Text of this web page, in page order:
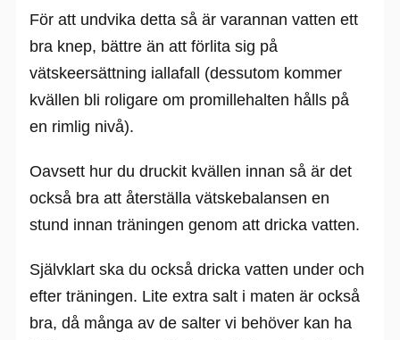
För att undvika detta så är varannan vatten ett
bra knep, bättre än att förlita sig på
vätskeersättning iallafall (dessutom kommer
kvällen bli roligare om promillehalten hålls på
en rimlig nivå).
Oavsett hur du druckit kvällen innan så är det
också bra att återställa vätskebalansen en
stund innan träningen genom att dricka vatten.
Självklart ska du också dricka vatten under och
efter träningen. Lite extra salt i maten är också
bra, då många av de salter vi behöver kan ha